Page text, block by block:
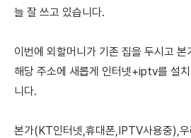
늘 잘 쓰고 있습니다.
이번에 외할머니가 기존 집을 두시고 본
해당 주소에 새롭게 인터넷+iptv를 설
니다.
본가(KT인터넷,휴대폰,IPTV사용중),